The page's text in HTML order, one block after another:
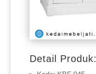
Detail Produk: